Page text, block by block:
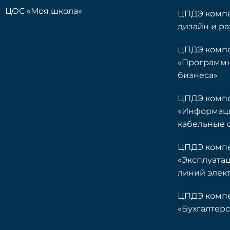
ЦОС «Моя школа»
ЦПДЭ
дизайн и
ЦПДЭ
бизнеса»
ЦПДЭ
кабельные
ЦПДЭ
линий
ЦПДЭ